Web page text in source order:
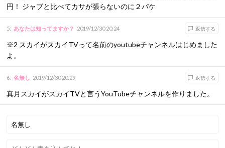
円！ ジャブと比べてカサが張らないのに２パケ
5: あなたは知ってますか？ 2019/12/30 20:24 返信する
※2 スカイがスカイTVって名前のyoutubeチャンネルはじめました
よ。
6: 名無し 2019/12/30 20:29 返信する
真月スカイがスカイTVと言うYouTubeチャンネルを作りました。